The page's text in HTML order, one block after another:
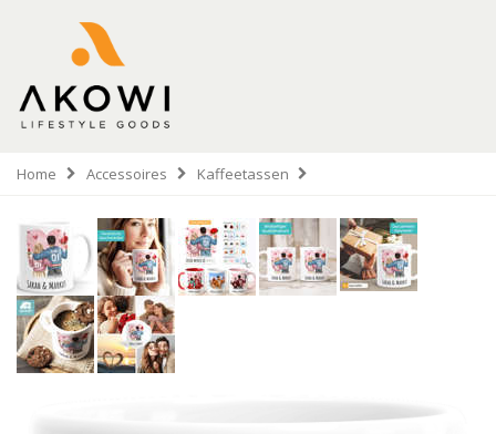
Home Accessoires Kaffeetassen